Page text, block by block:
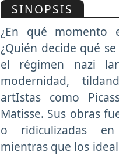
SINOPSIS
¿En qué momento
¿Quién decide qué
el régimen nazi
modernidad,
artIstas como
Matisse. Sus obras
o ridiculizadas en
mientras que los